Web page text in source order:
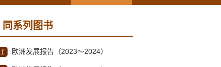
同系列图书
1 欧洲发展报告（2023～2024）